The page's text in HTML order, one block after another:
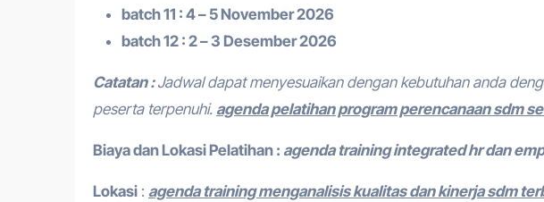
batch 11 : 4 – 5 November 2026
batch 12 : 2 – 3 Desember 2026
Catatan :Jadwal dapat menyesuaikan dengan kebutuhan anda
peserta terpenuhi. agenda pelatihan program perencanaan sdm
Biaya dan Lokasi Pelatihan : agenda training integrated hr dan
Lokasi : agenda training menganalisis kualitas dan kinerja sdm